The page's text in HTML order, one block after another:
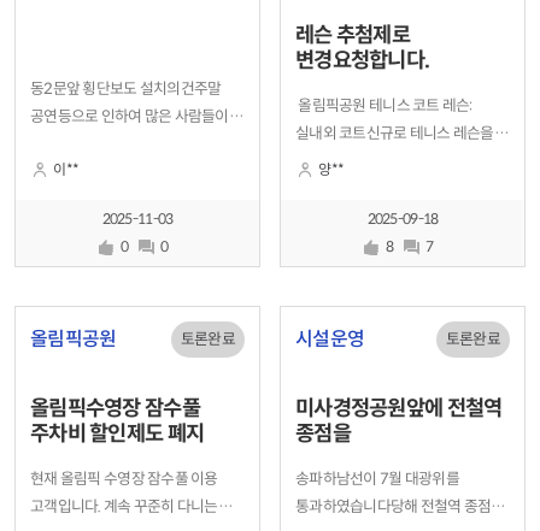
동2문앞 횡단보도 설치의건주말
공연등으로 인하여 많은 사람들이
통행이 잘안되고 뒤로 올림픽공원
차량 좌회전 차량 병목현상으로
인하여 사고의 위험이 있으니
힘들면 혼잡시간 만이라도 신호수를
배치
이**
2025-11-03
0
0
레슨 추첨제로
변경요청합니다.
올림픽공원 테니스 코트 레슨:
실내외 코트신규로 테니스 레슨을
받기가 안됩니다. 이유는 이전달
계속 이어 갑니다.시설은 분명
전국민을 위한것인데 단지 계속
하던 인원이라 특혜가 있습니다.각
그리고 코드 사용도 추첨제로 변경
양**
2025-09-18
8
7
올림픽공원 토론완료
올림픽수영장 잠수풀
주차비 할인제도 폐지
현재 올림픽 수영장 잠수풀 이용
고객입니다. 계속 꾸준히 다니는
시설운영 토론완료
미사경정공원앞에 전철역
종점을
송파하남선이 7월 대광위를
통과하였습니다당해 전철역 종점이